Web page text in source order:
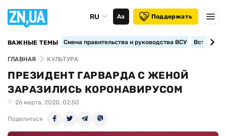
RU Аа Поддержать
ВАЖНЫЕ ТЕМЫ Смена правительства и руководства ВСУ
ГЛАВНАЯ КУЛЬТУРА
ПРЕЗИДЕНТ ГАРВАРДА С ЖЕНОЙ
ЗАРАЗИЛИСЬ КОРОНАВИРУСОМ
26 марта, 2020, 02:50
Поделиться